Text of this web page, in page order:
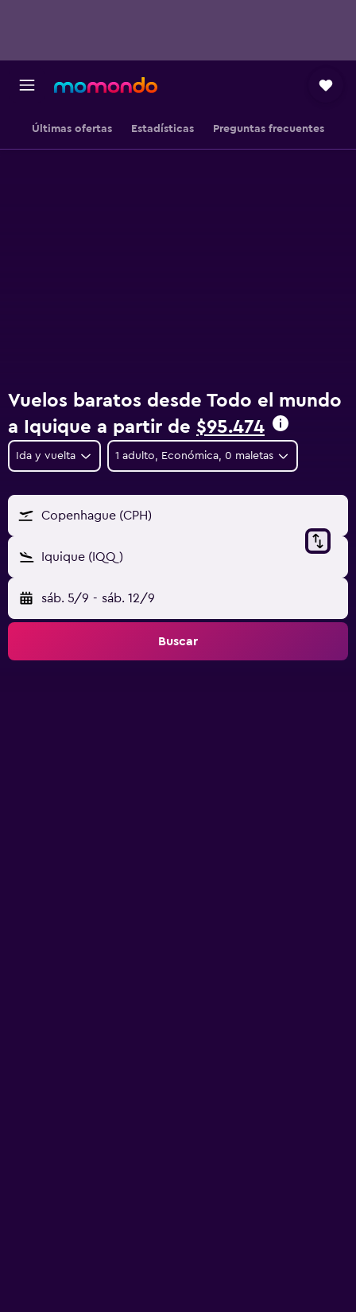
Últimas ofertas Estadísticas Preguntas frecuentes
Vuelos baratos desde Todo el mundo
a Iquique a partir de $95.474
Ida y vuelta 1 adulto, Económica, 0 maletas
Copenhague (CPH)
Iquique (IQQ)
sáb. 5/9 - sáb. 12/9
Buscar